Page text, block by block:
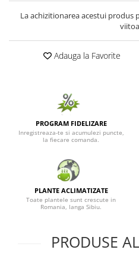
La achizitionarea acestui produs
Adauga la Favorite
PROGRAM FIDELIZARE
Inregistreaza-te si acumulezi puncte,
la fiecare comanda.
PLANTE ACLIMATIZATE
Toate plantele sunt crescute in
Romania, langa Sibiu.
PRODUSE